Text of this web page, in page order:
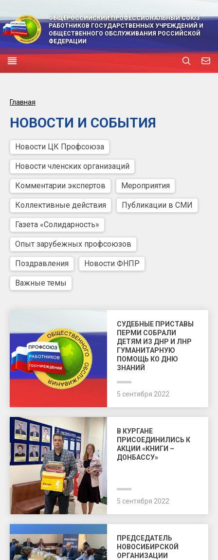
ОБЩЕРОССИЙСКИЙ ПРОФЕССИОНАЛЬНЫЙ СОЮЗ
РАБОТНИКОВ ГОСУДАРСТВЕННЫХ УЧРЕЖДЕНИЙ И
ОБЩЕСТВЕННОГО ОБСЛУЖИВАНИЯ РОССИЙСКОЙ
ФЕДЕРАЦИИ
Главная
НОВОСТИ И СОБЫТИЯ
Новости ЦК Профсоюза
Новости членских организаций
Комментарии экспертов Мероприятия
Коллективные действия Публикации в СМИ
Газета «Солидарность»
Опыт зарубежных профсоюзов
Поздравления Новости ФНПР
Важные темы
СУДЕБНЫЕ ПРИСТАВЫ
ПЕРМИ СОБРАЛИ
ДЕТЯМ ИЗ ДНР И ЛНР
ГУМАНИТАРНУЮ
ПОМОЩЬ КО ДНЮ
ЗНАНИЙ
5 сентября 2022
В КУРГАНЕ
ПРИСОЕДИНИЛИСЬ К
АКЦИИ «КНИГИ –
ДОНБАССУ»
5 сентября 2022
ПРЕДСЕДАТЕЛЬ
НОВОСИБИРСКОЙ
ОРГАНИЗАЦИИ